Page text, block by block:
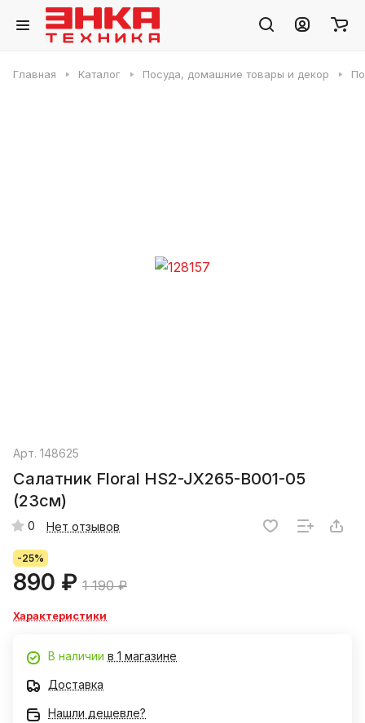
Главная Каталог Посуда, домашние товары и декор
Арт. 148625
Салатник Floral HS2-JX265-B001-05
(23см)
0 Нет отзывов
-25%
890 ₽ 1 190 ₽
Характеристики
В наличии в 1 магазине
Доставка
Нашли дешевле?